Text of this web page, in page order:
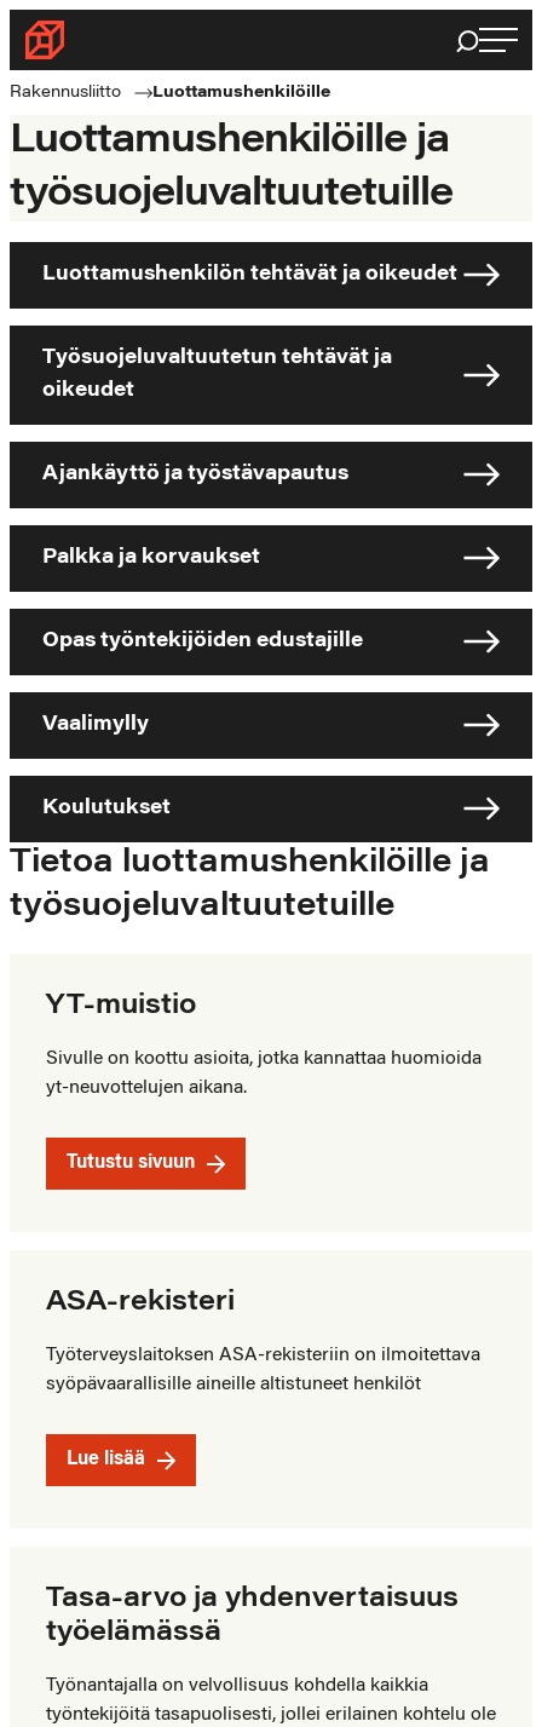
Siirry
suoraan
sisältöön
Rakennusliitto
Rakennusalan
puolella
Haku
Rakennusliitto Luottamushenkilöille
Luottamushenkilöille ja
työsuojeluvaltuutetuille
Luottamushenkilön tehtävät ja oikeudet
Työsuojeluvaltuutetun tehtävät ja
oikeudet
Ajankäyttö ja työstävapautus
Palkka ja korvaukset
Opas työntekijöiden edustajille
Vaalimylly
Koulutukset
Tietoa luottamushenkilöille ja
työsuojeluvaltuutetuille
YT-muistio
Sivulle on koottu asioita, jotka kannattaa huomioida
yt-neuvottelujen aikana.
Tutustu sivuun
ASA-rekisteri
Työterveyslaitoksen ASA-rekisteriin on ilmoitettava
syöpävaarallisille aineille altistuneet henkilöt
Lue lisää
Tasa-arvo ja yhdenvertaisuus
työelämässä
Työnantajalla on velvollisuus kohdella kaikkia
työntekijöitä tasapuolisesti, jollei erilainen kohtelu ole